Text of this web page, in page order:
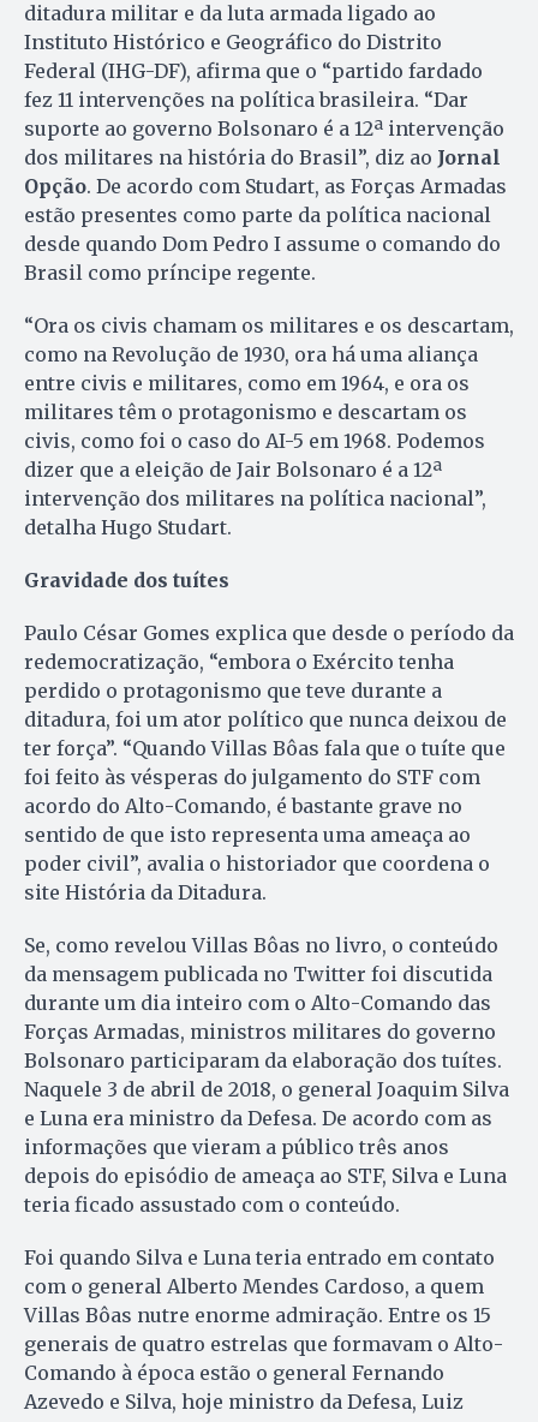
ditadura militar e da luta armada ligado ao
Instituto Histórico e Geográfico do Distrito
Federal (IHG-DF), afirma que o “partido fardado
fez 11 intervenções na política brasileira. “Dar
suporte ao governo Bolsonaro é a 12ª intervenção
dos militares na história do Brasil”, diz ao Jornal
Opção. De acordo com Studart, as Forças Armadas
estão presentes como parte da política nacional
desde quando Dom Pedro I assume o comando do
Brasil como príncipe regente.
“Ora os civis chamam os militares e os descartam,
como na Revolução de 1930, ora há uma aliança
entre civis e militares, como em 1964, e ora os
militares têm o protagonismo e descartam os
civis, como foi o caso do AI-5 em 1968. Podemos
dizer que a eleição de Jair Bolsonaro é a 12ª
intervenção dos militares na política nacional”,
detalha Hugo Studart.
Gravidade dos tuítes
Paulo César Gomes explica que desde o período da
redemocratização, “embora o Exército tenha
perdido o protagonismo que teve durante a
ditadura, foi um ator político que nunca deixou de
ter força”. “Quando Villas Bôas fala que o tuíte que
foi feito às vésperas do julgamento do STF com
acordo do Alto-Comando, é bastante grave no
sentido de que isto representa uma ameaça ao
poder civil”, avalia o historiador que coordena o
site História da Ditadura.
Se, como revelou Villas Bôas no livro, o conteúdo
da mensagem publicada no Twitter foi discutida
durante um dia inteiro com o Alto-Comando das
Forças Armadas, ministros militares do governo
Bolsonaro participaram da elaboração dos tuítes.
Naquele 3 de abril de 2018, o general Joaquim Silva
e Luna era ministro da Defesa. De acordo com as
informações que vieram a público três anos
depois do episódio de ameaça ao STF, Silva e Luna
teria ficado assustado com o conteúdo.
Foi quando Silva e Luna teria entrado em contato
com o general Alberto Mendes Cardoso, a quem
Villas Bôas nutre enorme admiração. Entre os 15
generais de quatro estrelas que formavam o Alto-
Comando à época estão o general Fernando
Azevedo e Silva, hoje ministro da Defesa, Luiz